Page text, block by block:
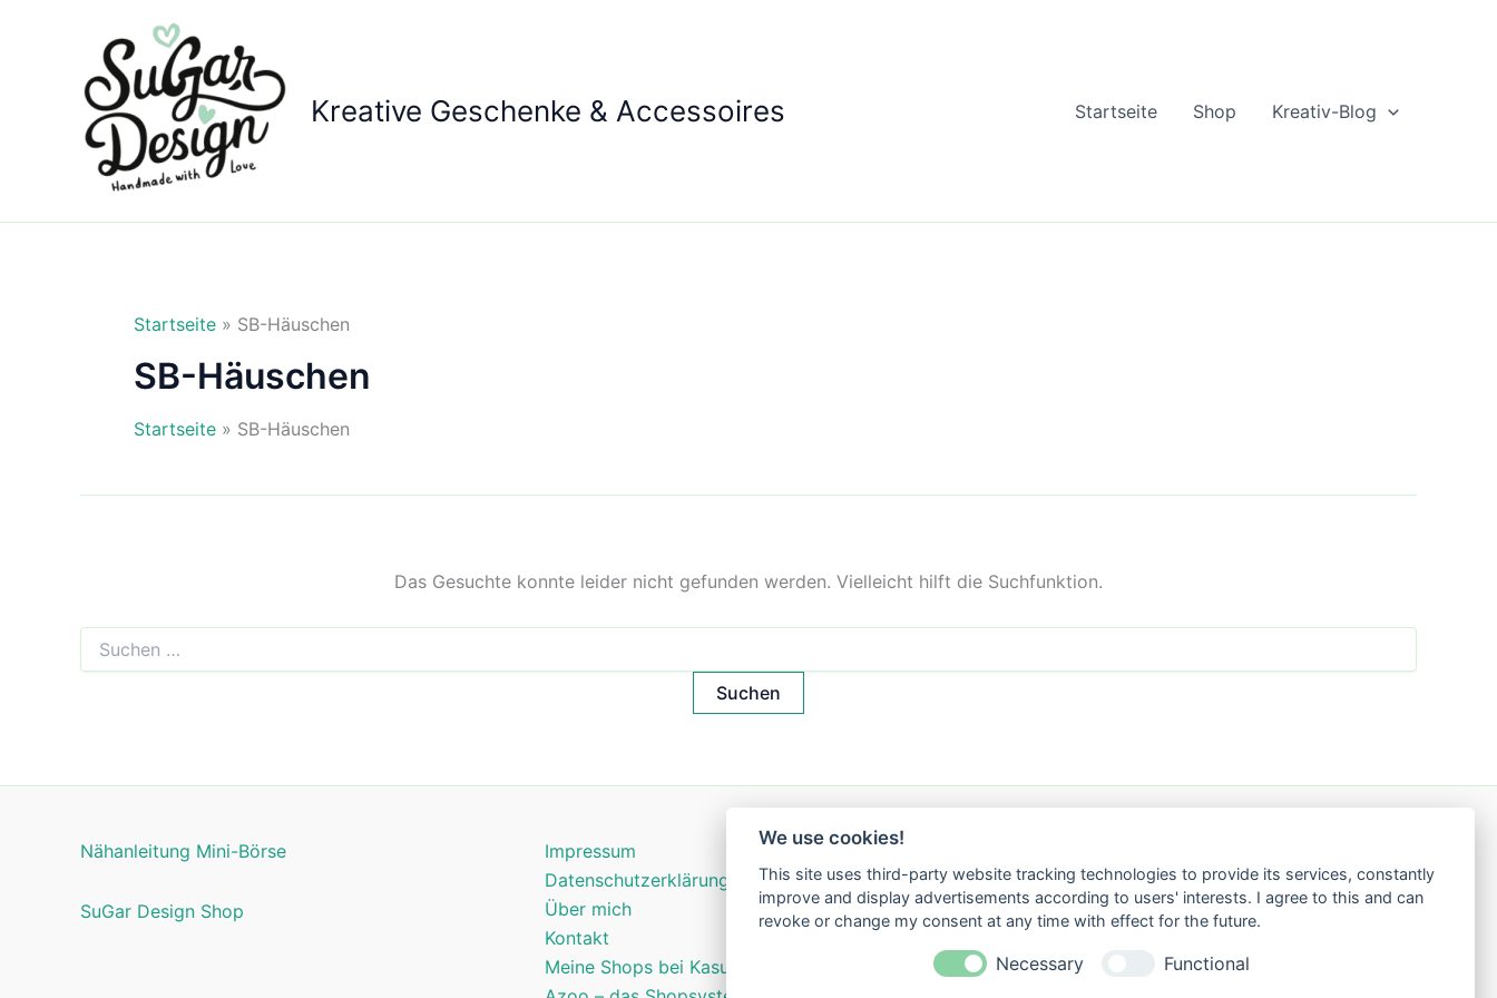
Kreative Geschenke & Accessoires Startseite Shop Kreativ-Blog
Startseite » SB-Häuschen
SB-Häuschen
Startseite » SB-Häuschen
Das Gesuchte konnte leider nicht gefunden werden. Vielleicht hilft die Suchfunktion.
nach:
Nähanleitung Mini-Börse
SuGar Design Shop
Impressum
Datenschutzerklärung
Über mich
Kontakt
Meine Shops bei Kasuwa
We use cookies!
This site uses third-party website tracking technologies to provide its services, constantly
improve and display advertisements according to users' interests. I agree to this and can
revoke or change my consent at any time with effect for the future.
Necessary Functional